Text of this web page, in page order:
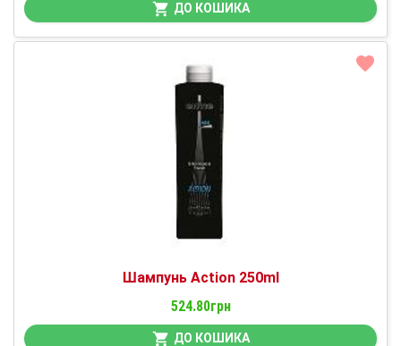
ДО КОШИКА
Шампунь Action 250ml
524.80грн
ДО КОШИКА